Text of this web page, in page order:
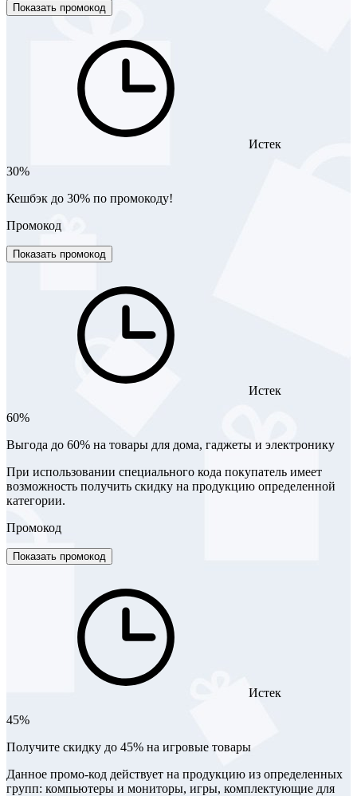
Показать промокод
Истек
30%
Кешбэк до 30% по промокоду!
Промокод
Показать промокод
Истек
60%
Выгода до 60% на товары для дома, гаджеты и электронику
При использовании специального кода покупатель имеет
возможность получить скидку на продукцию определенной
категории.
Промокод
Показать промокод
Истек
45%
Получите скидку до 45% на игровые товары
Данное промо-код действует на продукцию из определенных
групп: компьютеры и мониторы, игры, комплектующие для